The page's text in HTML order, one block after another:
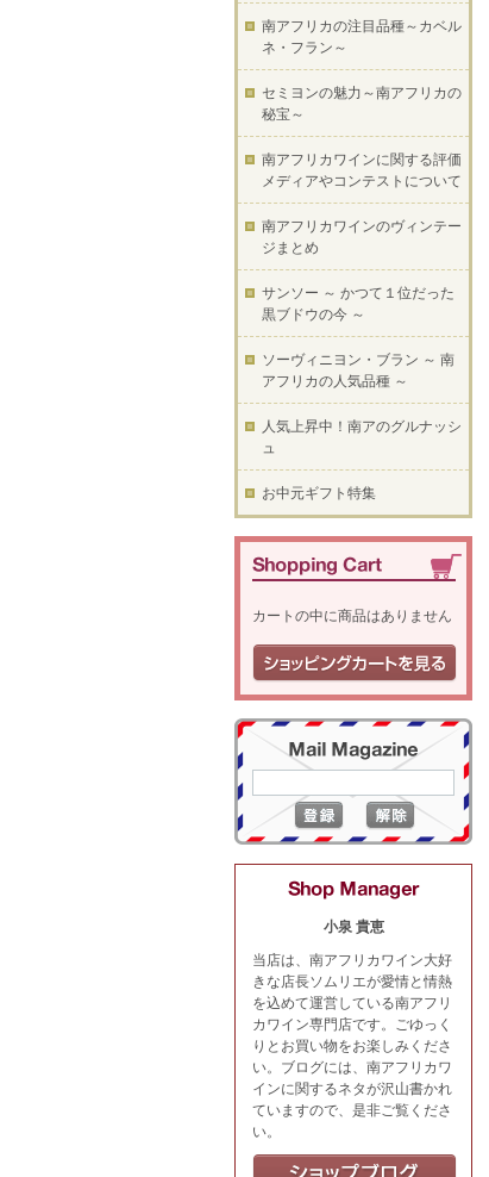
南アフリカの注目品種～カベル
ネ・フラン～
セミヨンの魅力～南アフリカの
秘宝～
南アフリカワインに関する評価
メディアやコンテストについて
南アフリカワインのヴィンテー
ジまとめ
サンソー ～ かつて１位だった
黒ブドウの今 ～
ソーヴィニヨン・ブラン ～ 南
アフリカの人気品種 ～
人気上昇中！南アのグルナッシ
ュ
お中元ギフト特集
カートの中に商品はありません
小泉 貴恵
当店は、南アフリカワイン大好
きな店長ソムリエが愛情と情熱
を込めて運営している南アフリ
カワイン専門店です。ごゆっく
りとお買い物をお楽しみくださ
い。ブログには、南アフリカワ
インに関するネタが沢山書かれ
ていますので、是非ご覧くださ
い。